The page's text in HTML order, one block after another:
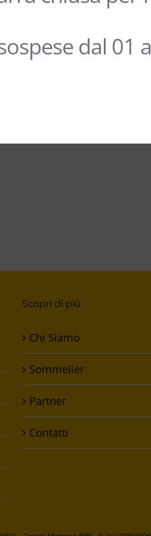
Scopri di più
Chi Siamo
Sommelier
Partner
Contatti
dal 01